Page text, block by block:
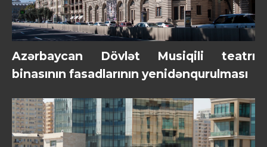
Azərbaycan Dövlət Musiqili teatrı
binasının fasadlarının yenidənqurulması